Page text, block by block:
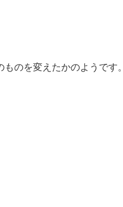
のを変えたかのようです。